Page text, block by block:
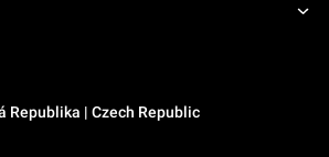
Republika | Czech Republic